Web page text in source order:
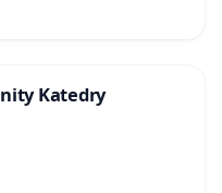
Katedry